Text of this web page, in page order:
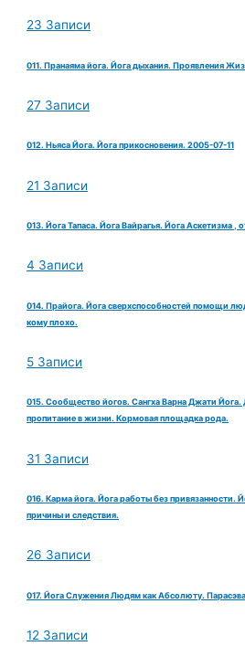
23 Записи
011. Пранаяма йога. Йога дыхания. Проявления
27 Записи
012. Ньяса Йога. Йога прикосновения. 2005-07-11
21 Записи
013. Йога Тапаса. Йога Вайрагья. Йога Аскетизма ,
4 Записи
014. Прайога. Йога сверхспособностей помощи
кому плохо.
5 Записи
015. Сообщество йогов. Сангха Варна Джати Йога.
пропитание в жизни. Кормовая площадка рода.
31 Записи
016. Карма йога. Йога работы без привязанности.
причины и следствия.
26 Записи
017. Йога Служения Людям как Абсолюту. Парасэва-
12 Записи